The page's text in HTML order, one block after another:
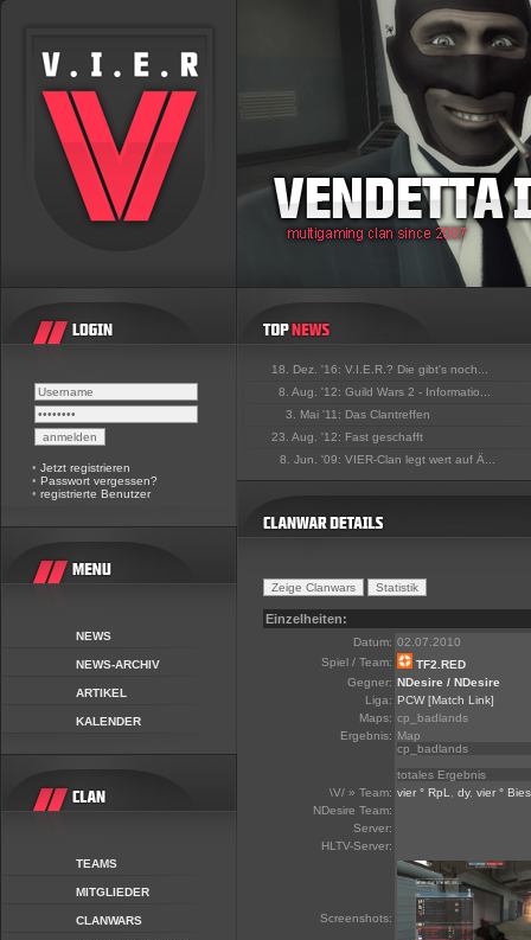
• Jetzt registrieren
• Passwort vergessen?
• registrierte Benutzer
NEWS
NEWS-ARCHIV
ARTIKEL
KALENDER
TEAMS
MITGLIEDER
CLANWARS
18. Dez. '16: V.I.E.R.? Die gibt's noch...
8. Aug. '12: Guild Wars 2 - Informatio...
3. Mai '11: Das Clantreffen
23. Aug. '12: Fast geschafft
8. Jun. '09: VIER-Clan legt wert auf Ä...
Einzelheiten:
Datum: 02.07.2010
Spiel / Team:
TF2.RED
Gegner: NDesire / NDesire
Liga: PCW [Match Link]
Maps: cp_badlands
Ergebnis: Map
cp_badlands
totales Ergebnis
\V/ » Team: vier ° RpL dy, vier °
NDesire Team:
Server:
HLTV-Server:
Screenshots: